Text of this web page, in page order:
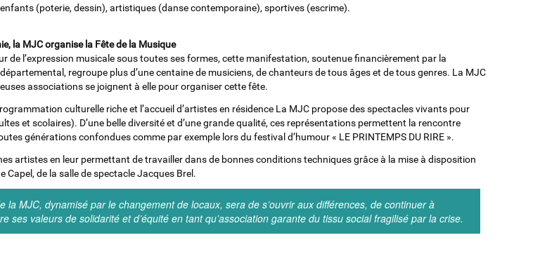
(poterie, dessin), artistiques (danse contemporaine), sportives (escrime).
la MJC organise la Fête de la Musique
de l’expression musicale sous toutes ses formes, cette manifestation, soutenue financièrement par la
regroupe plus d’une centaine de musiciens, de chanteurs de tous âges et de tous genres. La MJC
associations se joignent à elle pour organiser cette fête.
culturelle riche et l’accueil d’artistes en résidence La MJC propose des spectacles vivants pour
et scolaires). D’une belle diversité et d’une grande qualité, ces représentations permettent la rencontre
générations confondues comme par exemple lors du festival d’humour « LE PRINTEMPS DU RIRE ».
artistes en leur permettant de travailler dans de bonnes conditions techniques grâce à la mise à disposition
Capel, de la salle de spectacle Jacques Brel.
la MJC, dynamisé par le changement de locaux, sera de s’ouvrir aux différences, de continuer à
ses valeurs de solidarité et d’équité en tant qu’association garante du tissu social fragilisé par la crise.